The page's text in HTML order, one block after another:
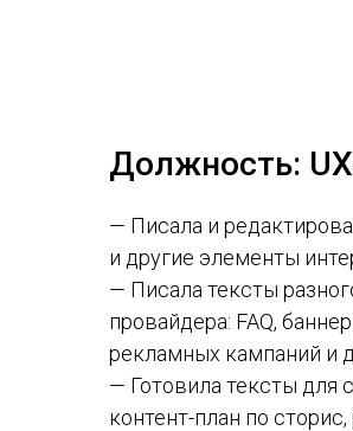
Должность:
— Писала и
и другие элементы
— Писала тексты
провайдера: FAQ,
рекламных кампаний и
— Готовила тексты для
контент-план по